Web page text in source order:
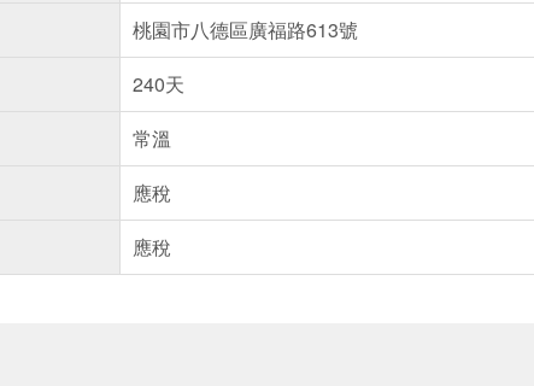
桃園市八德區廣福路613號
240天
常溫
應稅
應稅